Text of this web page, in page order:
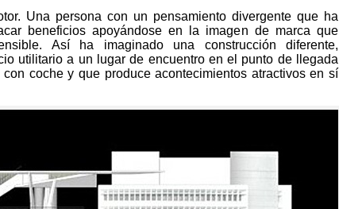
Una persona con un pensamiento divergente que ha
beneficios apoyándose en la imagen de marca que
Así ha imaginado una construcción diferente,
utilitario a un lugar de encuentro en el punto de llegada
coche y que produce acontecimientos atractivos en sí